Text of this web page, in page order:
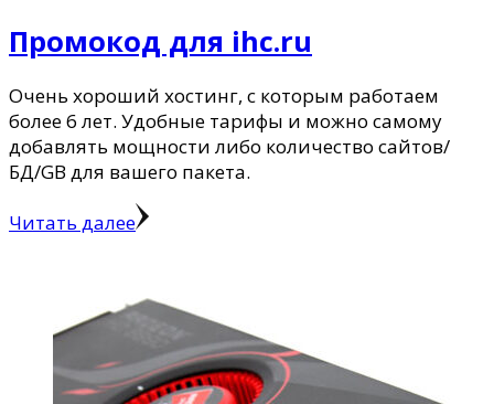
Промокод для ihc.ru
Очень хороший хостинг, с которым работаем
более 6 лет. Удобные тарифы и можно самому
добавлять мощности либо количество сайтов/
БД/GB для вашего пакета.
Читать далее